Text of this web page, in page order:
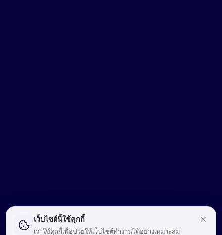
เว็บไซต์นี้ใช้คุกกี้
เราใช้คุกกี้เพื่อช่วยให้เว็บไซต์ทำงานได้อย่างเหมาะสม